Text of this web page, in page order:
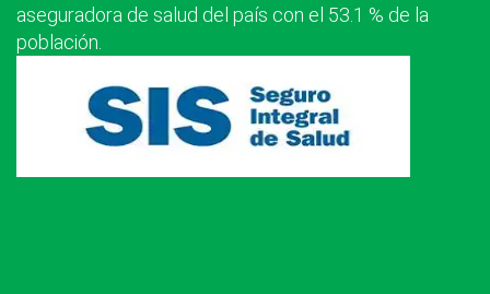
aseguradora de salud del país con el 53.1 % de la
población.